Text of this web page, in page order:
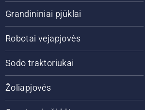
Grandininiai pjūklai
Robotai vejapjovės
Sodo traktoriukai
Žoliapjovės